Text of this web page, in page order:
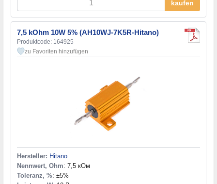
kaufen
7,5 kOhm 10W 5% (AH10WJ-7K5R-Hitano)
Produktcode: 164925
zu Favoriten hinzufügen
Hersteller: Hitano
Nennwert, Ohm: 7,5 кОм
Toleranz, %: ±5%